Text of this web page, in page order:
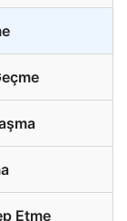
Etme